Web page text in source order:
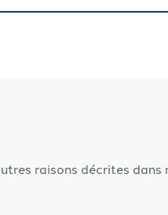
raisons décrites dans